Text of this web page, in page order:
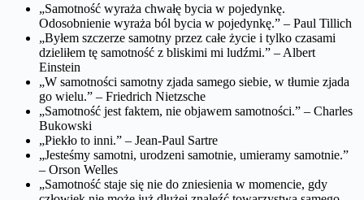
„Samotność wyraża chwałę bycia w pojedynkę.
Odosobnienie wyraża ból bycia w pojedynkę.” – Paul Tillich
„Byłem szczerze samotny przez całe życie i tylko czasami
dzieliłem tę samotność z bliskimi mi ludźmi.” – Albert
Einstein
„W samotności samotny zjada samego siebie, w tłumie zjada
go wielu.” – Friedrich Nietzsche
„Samotność jest faktem, nie objawem samotności.” – Charles
Bukowski
„Piekło to inni.” – Jean-Paul Sartre
„Jesteśmy samotni, urodzeni samotnie, umieramy samotnie.”
– Orson Welles
„Samotność staje się nie do zniesienia w momencie, gdy